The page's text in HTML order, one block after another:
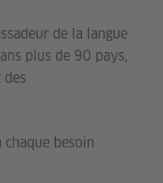
de la langue
plus de 90 pays,
besoin